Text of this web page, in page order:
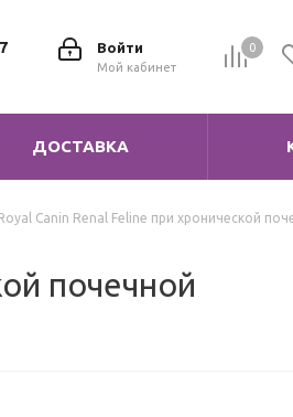
0
Войти
Мой кабинет
ДОСТАВКА
Canin Renal Feline при хронической
почечной